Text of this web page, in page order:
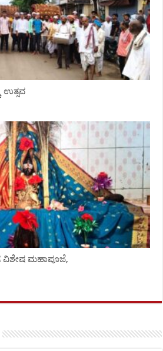
ಉತ್ಸವ
ವಿಶೇಷ ಮಹಾಪೂಜೆ,